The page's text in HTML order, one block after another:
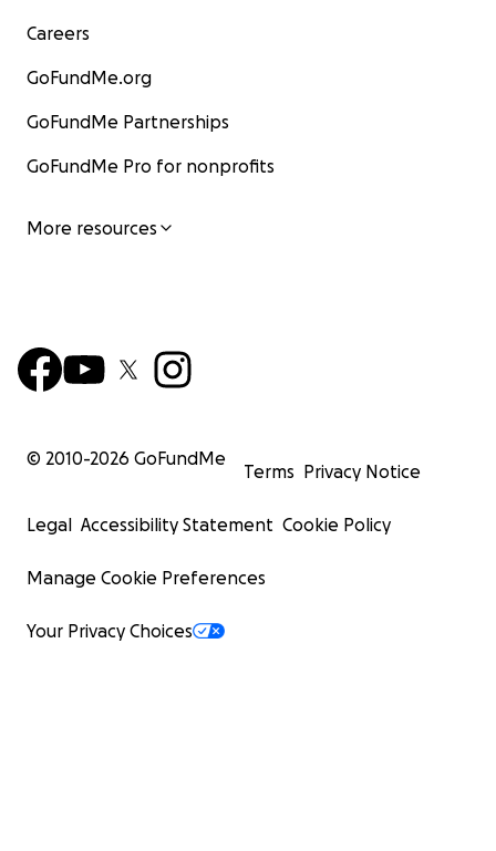
Careers
GoFundMe.org
GoFundMe Partnerships
GoFundMe Pro for nonprofits
More resources
© 2010-2026 GoFundMe
Terms Privacy Notice
Legal Accessibility Statement Cookie Policy
Manage Cookie Preferences
Your Privacy Choices